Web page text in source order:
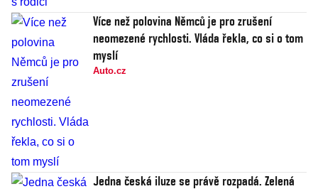
Více než polovina Němců je pro zrušení
neomezené rychlosti. Vláda řekla, co si o tom
myslí
Auto.cz
Jedna česká iluze se právě rozpadá. Zelená